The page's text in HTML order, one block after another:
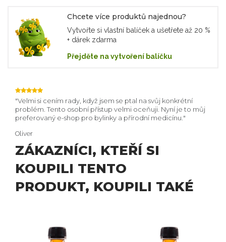
Velmi si cením rady, když jsem se ptal na svůj konkrétní
problém. Tento osobní přístup velmi oceňuji. Nyní je to můj
preferovaný e-shop pro bylinky a přírodní medicínu.
Oliver
Chcete více produktů najednou?
Vytvořte si vlastní balíček a ušetřete až 20 %
+ dárek zdarma
Přejděte na vytvoření balíčku
ZÁKAZNÍCI, KTEŘÍ SI
KOUPILI TENTO
PRODUKT, KOUPILI TAKÉ